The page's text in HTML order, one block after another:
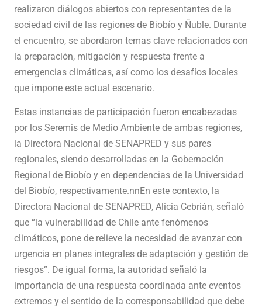
realizaron diálogos abiertos con representantes de la
sociedad civil de las regiones de Biobío y Ñuble. Durante
el encuentro, se abordaron temas clave relacionados con
la preparación, mitigación y respuesta frente a
emergencias climáticas, así como los desafíos locales
que impone este actual escenario.
Estas instancias de participación fueron encabezadas
por los Seremis de Medio Ambiente de ambas regiones,
la Directora Nacional de SENAPRED y sus pares
regionales, siendo desarrolladas en la Gobernación
Regional de Biobío y en dependencias de la Universidad
del Biobío, respectivamente.nnEn este contexto, la
Directora Nacional de SENAPRED, Alicia Cebrián, señaló
que “la vulnerabilidad de Chile ante fenómenos
climáticos, pone de relieve la necesidad de avanzar con
urgencia en planes integrales de adaptación y gestión de
riesgos”. De igual forma, la autoridad señaló la
importancia de una respuesta coordinada ante eventos
extremos y el sentido de la corresponsabilidad que debe